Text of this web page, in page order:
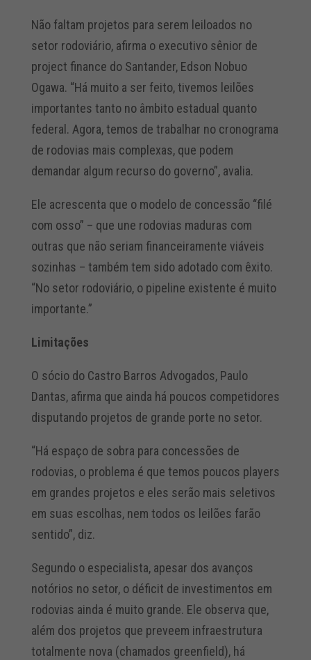
Não faltam projetos para serem leiloados no
setor rodoviário, afirma o executivo sênior de
project finance do Santander, Edson Nobuo
Ogawa. “Há muito a ser feito, tivemos leilões
importantes tanto no âmbito estadual quanto
federal. Agora, temos de trabalhar no cronograma
de rodovias mais complexas, que podem
demandar algum recurso do governo”, avalia.
Ele acrescenta que o modelo de concessão “filé
com osso” – que une rodovias maduras com
outras que não seriam financeiramente viáveis
sozinhas – também tem sido adotado com êxito.
“No setor rodoviário, o pipeline existente é muito
importante.”
Limitações
O sócio do Castro Barros Advogados, Paulo
Dantas, afirma que ainda há poucos competidores
disputando projetos de grande porte no setor.
“Há espaço de sobra para concessões de
rodovias, o problema é que temos poucos players
em grandes projetos e eles serão mais seletivos
em suas escolhas, nem todos os leilões farão
sentido”, diz.
Segundo o especialista, apesar dos avanços
notórios no setor, o déficit de investimentos em
rodovias ainda é muito grande. Ele observa que,
além dos projetos que preveem infraestrutura
totalmente nova (chamados greenfield), há